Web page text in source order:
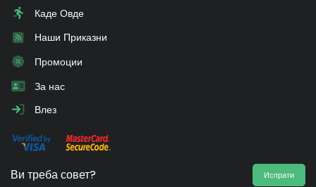
Каде Овде
Наши Приказни
Промоции
За нас
Влез
Ви треба совет? Испрати